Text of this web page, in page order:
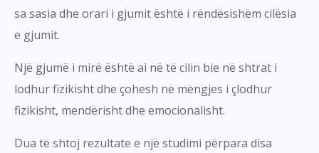
sa sasia dhe orari i gjumit është i rëndësishëm cilësia
e gjumit.
Një gjumë i mirë është ai në të cilin bie në shtrat i
lodhur fizikisht dhe çohesh në mëngjes i çlodhur
fizikisht, mendërisht dhe emocionalisht.
Dua të shtoj rezultate e një studimi përpara disa